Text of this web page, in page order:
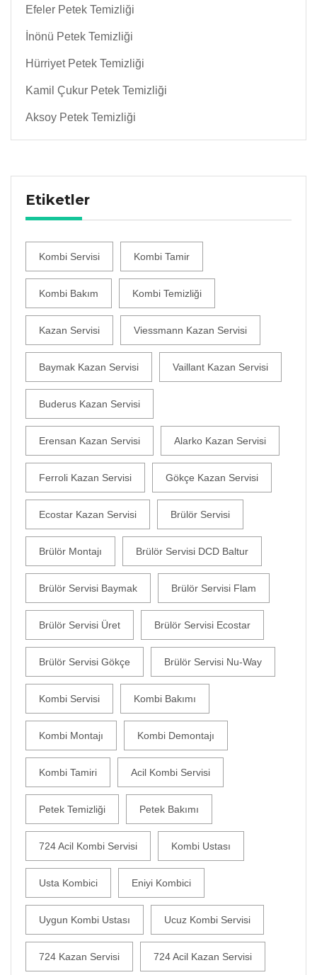
Efeler Petek Temizliği
İnönü Petek Temizliği
Hürriyet Petek Temizliği
Kamil Çukur Petek Temizliği
Aksoy Petek Temizliği
Etiketler
Kombi Servisi Kombi Tamir
Kombi Bakım Kombi Temizliği
Kazan Servisi Viessmann Kazan Servisi
Baymak Kazan Servisi Vaillant Kazan Servisi
Buderus Kazan Servisi
Erensan Kazan Servisi Alarko Kazan Servisi
Ferroli Kazan Servisi Gökçe Kazan Servisi
Ecostar Kazan Servisi Brülör Servisi
Brülör Montajı Brülör Servisi DCD Baltur
Brülör Servisi Baymak Brülör Servisi Flam
Brülör Servisi Üret Brülör Servisi Ecostar
Brülör Servisi Gökçe Brülör Servisi Nu-Way
Kombi Servisi Kombi Bakımı
Kombi Montajı Kombi Demontajı
Kombi Tamiri Acil Kombi Servisi
Petek Temizliği Petek Bakımı
724 Acil Kombi Servisi Kombi Ustası
Usta Kombici Eniyi Kombici
Uygun Kombi Ustası Ucuz Kombi Servisi
724 Kazan Servisi 724 Acil Kazan Servisi